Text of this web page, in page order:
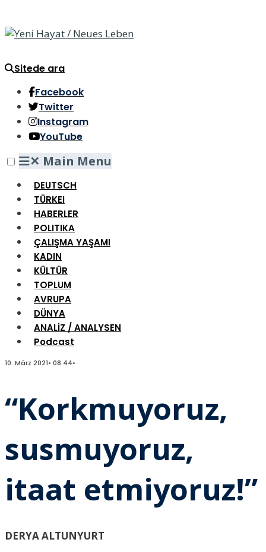
Sitede ara
Facebook
Twitter
Instagram
YouTube
✕ Main Menu
DEUTSCH
TÜRKEI
HABERLER
POLITIKA
ÇALIŞMA YAŞAMI
KADIN
KÜLTÜR
TOPLUM
AVRUPA
DÜNYA
ANALİZ / ANALYSEN
Podcast
10. März 2021• 08:44•
“Korkmuyoruz,
susmuyoruz,
itaat etmiyoruz!”
DERYA ALTUNYURT